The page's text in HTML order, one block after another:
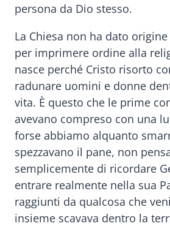
persona da Dio stesso.
La Chiesa non ha dato
per imprimere ordine alla
nasce perché Cristo risorto
radunare uomini e donne
vita. È questo che le prime
avevano compreso con una
forse abbiamo alquanto
spezzavano il pane, non
semplicemente di ricordare
entrare realmente nella sua
raggiunti da qualcosa che
insieme scavava dentro la